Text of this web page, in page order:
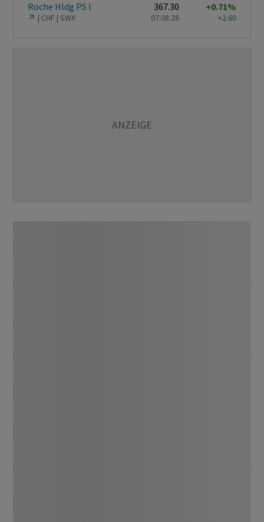
Roche Hldg PS I
CHF SWX
367.30
07.08.26
+0.71%
+2.60